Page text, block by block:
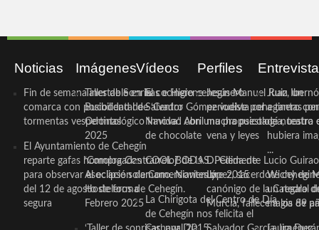
Noticias
Fin de semana inestable en la
comarca con posibilidad de
tormentas vespertinas
El Ayuntamiento de Cehegín
reparte gafas homologadas
para observar el eclipse solar
del 12 de agosto de forma
segura
Imágenes
Taller de Sonrisas e Higiene
Bucodental de ‘Centro
Odontológico Innova’. Abril
2025
‘Compra Contrarreloj’ de la
Asociación de Comerciantes y
Hosteleros de Cehegín.
Febrero 2025
Vídeos
El cocinero ceheginero
Salvador Gómez vuelve por
Navidad con una propuesta
de chocolate
COOL BODAS. Pedida de
mano. Noviembre 2015
La Chirigota del Centro de Día
de Cehegín nos felicita el
Perfiles
Jesús Manuel Ruiz, un
periodista ceheginero con
mucha psicología, teatro
vena y leyes
D. Clemente Lucio Guirao
López, sacerdote
canónigo de la Catedral
Murcia, fallece a los 89
Juan
a tantas
de nuestra
hubiera
...
Wichy de
un regalo
magia de